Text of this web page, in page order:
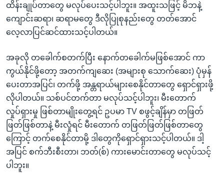
ထိန်းချုပ်တာတွေ မလုပ်ပေးသင့်ပါဘူး။ အထူးသဖြင့် မိဘနဲ့
ကျောင်းဆရာ၊ ဆရာမတွေ ဒီလိုပြုစုနည်းတွေ တတ်အောင်
လေ့လာပြင်ဆင်ထားသင့်ပါတယ်။
အခုလို တခေါက်စတက်ပြီး နောက်တခေါက်မဖြစ်အောင် ကာ
ကွယ်နိုင်ဖို့တော့ အတက်ကျဆေး (အများစု သောက်ဆေး) ပုံမှန်
ပေးတာအပြင်၊ တက်ဖို့ အန္တရာယ်များစေနိုင်တာတွေ ရှောင်ရှားဖို့
လိုပါတယ်။ သစ်ပင်တက်တာ မလုပ်သင့်ပါဘူး၊ မီးတောက်
လှုပ်ရှားမှု ဖြစ်တာမျိုးတွေ့ရင် ဥပမာ TV စဖွင့်ချိန်မှာ တဖြတ်
ဖြတ်ဖြစ်တာနဲ့ မီးလှုံရင် မီးတောက် တဖြတ်ဖြတ်ဖြစ်တာတွေ
ကြောင့် တက်စေနိုင်တာမို့ ဒါတွေကိုရှောင်ရှားသင့်ပါတယ်။ ဒါ့
အပြင် စက်ဘီးစီးတာ၊ ဘတ်(စ်) ကားမောင်းတာတွေ မလုပ်သင့်
ပါဘူး။